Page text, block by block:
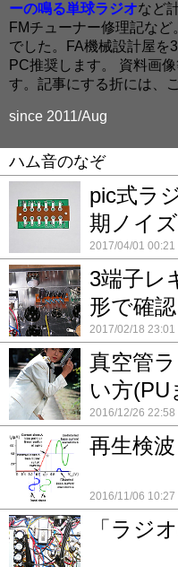
ーの鳴る単球ラジオなど
FMチューナー修理記な
でした。FA機械設計屋を
PC推奨します。 資料画
す。記事にする折には、
since 2011/Aug
ハム音のなぞ
pic式ラ
期ノイ
2017/04/01 00:21
ラジオの周波数
工作のテクニック
3端子レ
形で確
2017/02/18 23:01
真空管ラジオ
真空管
い方(PU
2016/12/26 22:58
ST管3球ラジオ
1R-STD 単球 再
ラジオキット
3S-STD 真空管
ット 3号機
ナンス
5球スー
再生検
2016/11/06 10:27
てみた。
超再生
一再生式グリッ
球 再生式ラジオ
「ラジ